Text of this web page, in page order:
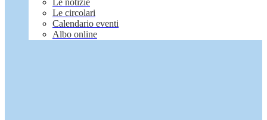
Le notizie
Le circolari
Calendario eventi
Albo online